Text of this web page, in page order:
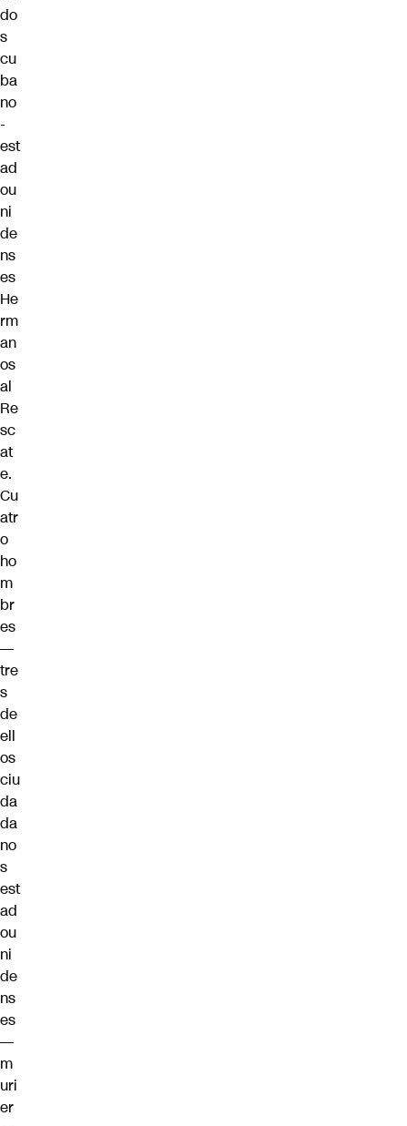
do
s
cu
ba
no
-
est
ad
ou
ni
de
ns
es
He
rm
an
os
al
Re
sc
at
e.
Cu
atr
o
ho
m
br
es
—
tre
s
de
ell
os
ciu
da
da
no
s
est
ad
ou
ni
de
ns
es
—
m
uri
er